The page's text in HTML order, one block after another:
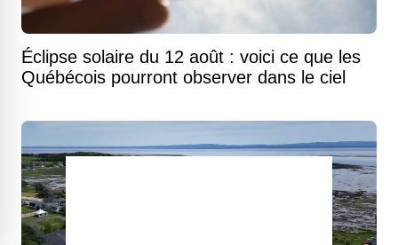
Éclipse solaire du 12 août : voici ce que les
Québécois pourront observer dans le ciel